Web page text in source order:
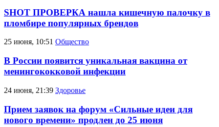
SHOT ПРОВЕРКА нашла кишечную палочку в
пломбире популярных брендов
25 июня, 10:51 Общество
В России появится уникальная вакцина от
менингококковой инфекции
24 июня, 21:39 Здоровье
Прием заявок на форум «Сильные идеи для
нового времени» продлен до 25 июня